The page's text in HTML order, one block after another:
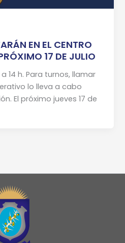
EN EL CENTRO
17 DE JULIO
14 h. Para turnos, llamar
lo lleva a cabo
El próximo jueves 17 de